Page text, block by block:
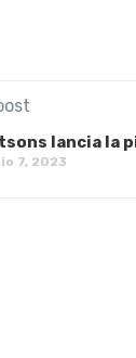
lancia la
7, 2023